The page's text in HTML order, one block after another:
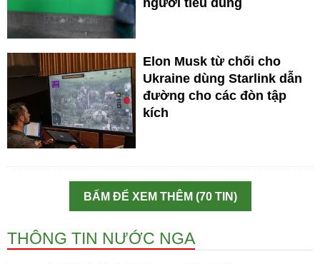
người tiêu dùng
Elon Musk từ chối cho
Ukraine dùng Starlink dẫn
đường cho các đòn tập
kích
BẤM ĐỂ XEM THÊM (70 TIN)
THÔNG TIN NƯỚC NGA